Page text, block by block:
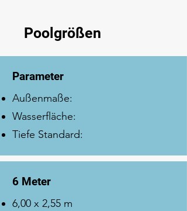
Poolgrößen
Parameter
Außenmaße:
Wasserfläche:
Tiefe Standard:
6 Meter
6,00 x 2,55 m